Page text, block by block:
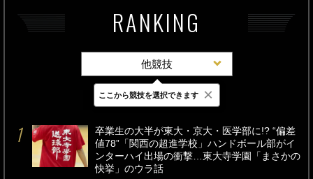
RANKING
他競技
最新 24時間 週間
卒業生の大半が東大・京大・医学部に!? “偏差
値78”「関西の超進学校」ハンドボール部がイ
ンターハイ出場の衝撃…東大寺学園「まさかの
快挙」のウラ話
ここから競技を選択できます ×